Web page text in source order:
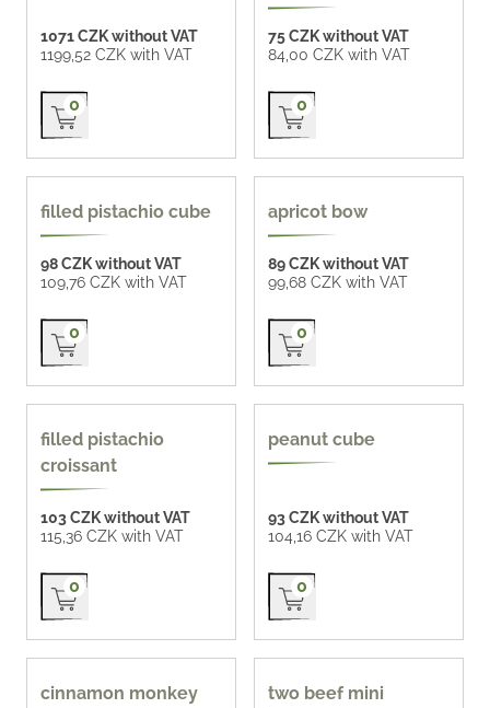
1071 CZK without VAT
1199,52 CZK with VAT
Přidat do košíku
0
75 CZK without VAT
84,00 CZK with VAT
Přidat do košíku
0
new
filled pistachio cube
98 CZK without VAT
109,76 CZK with VAT
Přidat do košíku
0
new
apricot bow
89 CZK without VAT
99,68 CZK with VAT
Přidat do košíku
0
filled pistachio
croissant
103 CZK without VAT
115,36 CZK with VAT
Přidat do košíku
0
peanut cube
93 CZK without VAT
104,16 CZK with VAT
Přidat do košíku
0
cinnamon monkey
two beef mini